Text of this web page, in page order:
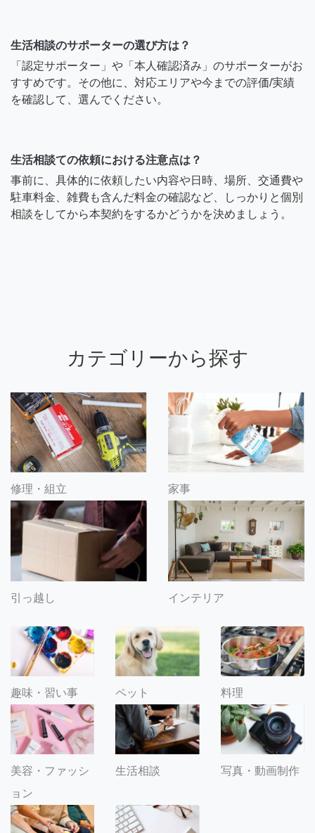
生活相談のサポーターの選び方は？
「認定サポーター」や「本人確認済み」のサポーターがお
すすめです。その他に、対応エリアや今までの評価/実績
を確認して、選んでください。
生活相談ての依頼における注意点は？
事前に、具体的に依頼したい内容や日時、場所、交通費や
駐車料金、雑費も含んだ料金の確認など、しっかりと個別
相談をしてから本契約をするかどうかを決めましょう。
カテゴリーから探す
修理・組立 家事
引っ越し インテリア
趣味・習い事 ペット 料理
美容・ファッシ
ョン
生活相談 写真・動画制作